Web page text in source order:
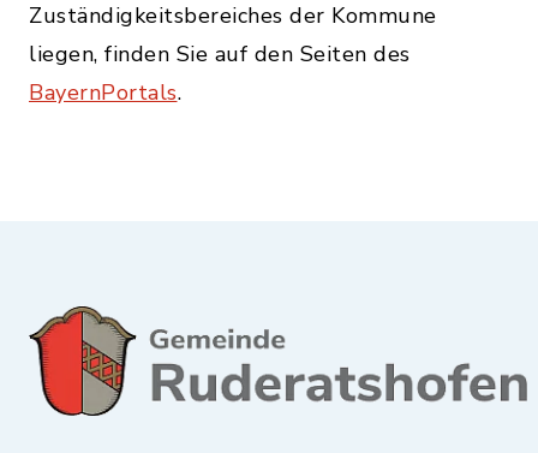
Zuständigkeitsbereiches der Kommune
liegen, finden Sie auf den Seiten des
BayernPortals.